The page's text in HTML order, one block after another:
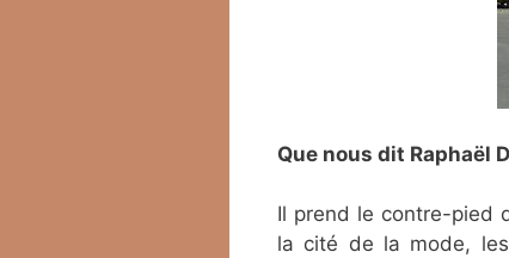
Que nous dit Raphaël
Il prend le contre-pied
la cité de la mode,